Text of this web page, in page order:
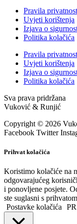
Pravila
Uvjeti korištenja
Izjava o
Politika kolačića
Pravila
Uvjeti korištenja
Izjava o
Politika kolačića
Sva prava pridržana
Vuković & Runjić
Copyright © 2026
Facebook Twitter
Prihvat kolačića
Koristimo kolačiće na
odgovarajućeg
i ponovljene posjete.
ste suglasni s
Postavke kolačića